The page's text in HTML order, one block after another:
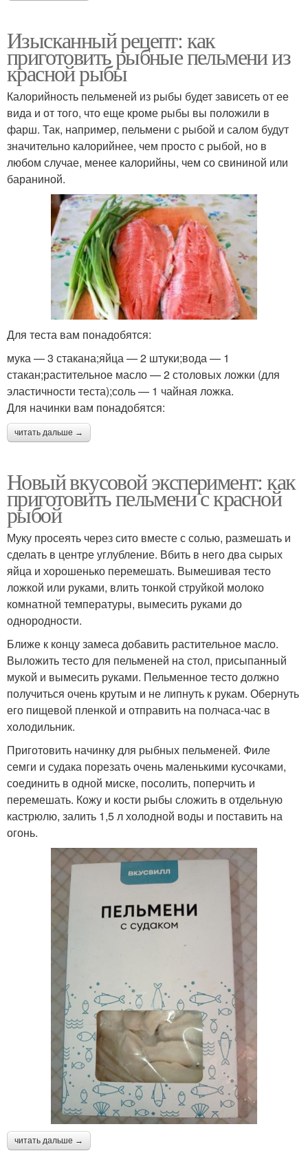
Изысканный рецепт: как
приготовить рыбные пельмени из
красной рыбы
Калорийность пельменей из рыбы будет зависеть от ее
вида и от того, что еще кроме рыбы вы положили в
фарш. Так, например, пельмени с рыбой и салом будут
значительно калорийнее, чем просто с рыбой, но в
любом случае, менее калорийны, чем со свининой или
бараниной.
Для теста вам понадобятся:
мука — 3 стакана;яйца — 2 штуки;вода — 1
стакан;растительное масло — 2 столовых ложки (для
эластичности теста);соль — 1 чайная ложка.
Для начинки вам понадобятся:
читать дальше →
Новый вкусовой эксперимент: как
приготовить пельмени с красной
рыбой
Муку просеять через сито вместе с солью, размешать и
сделать в центре углубление. Вбить в него два сырых
яйца и хорошенько перемешать. Вымешивая тесто
ложкой или руками, влить тонкой струйкой молоко
комнатной температуры, вымесить руками до
однородности.
Ближе к концу замеса добавить растительное масло.
Выложить тесто для пельменей на стол, присыпанный
мукой и вымесить руками. Пельменное тесто должно
получиться очень крутым и не липнуть к рукам. Обернуть
его пищевой пленкой и отправить на полчаса-час в
холодильник.
Приготовить начинку для рыбных пельменей. Филе
семги и судака порезать очень маленькими кусочками,
соединить в одной миске, посолить, поперчить и
перемешать. Кожу и кости рыбы сложить в отдельную
кастрюлю, залить 1,5 л холодной воды и поставить на
огонь.
читать дальше →